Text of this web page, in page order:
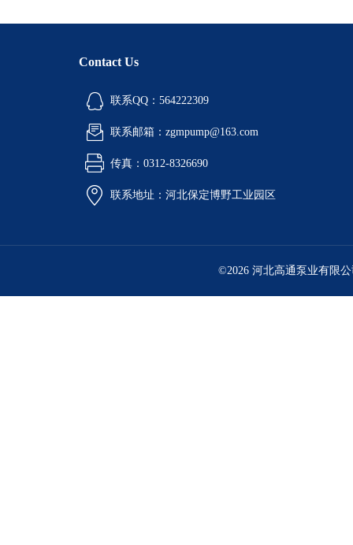
Contact Us
联系QQ：564222309
联系邮箱：zgmpump@163.com
传真：0312-8326690
联系地址：河北保定博野工业园区
©2026 河北高通泵业有限